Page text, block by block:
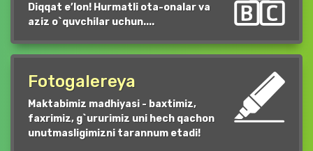
Diqqat e’lon! Hurmatli ota-onalar va
aziz o`quvchilar uchun....
Fotogalereya
Maktabimiz madhiyasi - baxtimiz,
faxrimiz, g`ururimiz uni hech qachon
unutmasligimizni tarannum etadi!